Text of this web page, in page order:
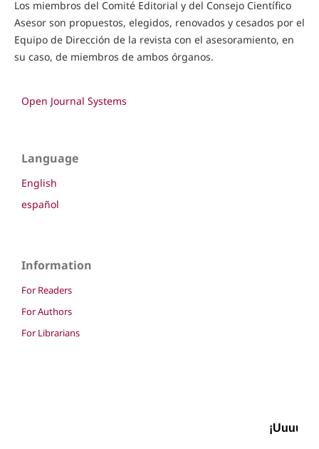
Los miembros del Comité Editorial y del Consejo Científico
Asesor son propuestos, elegidos, renovados y cesados por el
Equipo de Dirección de la revista con el asesoramiento, en
su caso, de miembros de ambos órganos.
Open Journal Systems
Language
English
español
Information
For Readers
For Authors
For Librarians